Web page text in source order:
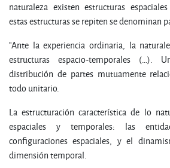
naturaleza existen estructuras
estas estructuras se repiten se denominan
“Ante la experiencia ordinaria, la
estructuras espacio-temporales (…).
distribución de partes mutuamente
todo unitario.
La estructuración característica de lo
espaciales y temporales: las
configuraciones espaciales, y el
dimensión temporal.